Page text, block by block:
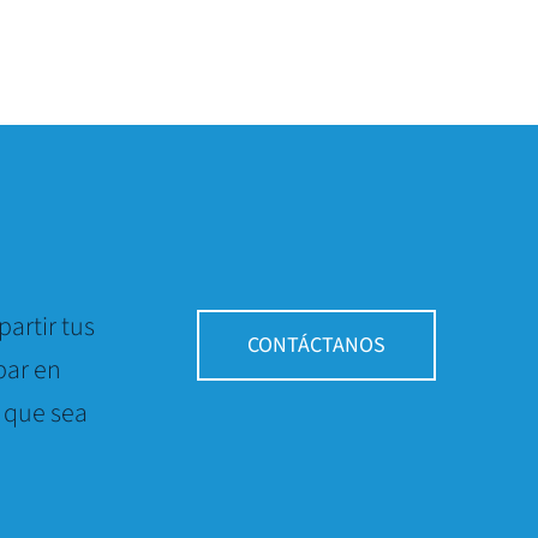
tus
en
sea
CONTÁCTANOS